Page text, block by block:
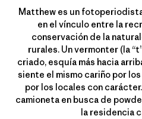
Matthew es un
en el vínculo entre la
conservación de la
rurales. Un vermonter (la
criado, esquía más hacia
siente el mismo cariño por
por los locales con
camioneta en busca de
la residencia